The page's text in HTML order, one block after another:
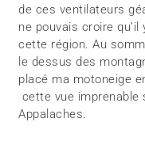
de ces ventilateurs
ne pouvais croire
cette région. Au
le dessus des
placé ma motoneige
cette vue imprenable
Appalaches.